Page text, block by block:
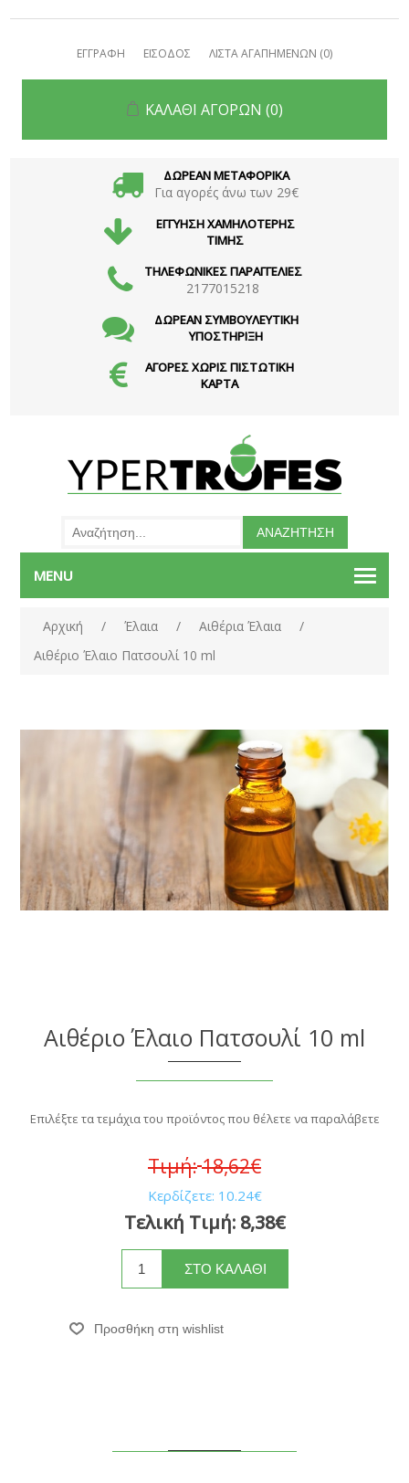
ΕΓΓΡΑΦΗ ΕΙΣΟΔΟΣ ΛΙΣΤΑ ΑΓΑΠΗΜΕΝΩΝ (0)
ΚΑΛΑΘΙ ΑΓΟΡΩΝ (0)
ΔΩΡΕΑΝ ΜΕΤΑΦΟΡΙΚΑ
Για αγορές άνω των 29€
ΕΓΓΥΗΣΗ ΧΑΜΗΛΟΤΕΡΗΣ
ΤΙΜΗΣ
ΤΗΛΕΦΩΝΙΚΕΣ ΠΑΡΑΓΓΕΛΙΕΣ
2177015218
ΔΩΡΕΑΝ ΣΥΜΒΟΥΛΕΥΤΙΚΗ
ΥΠΟΣΤΗΡΙΞΗ
ΑΓΟΡΕΣ ΧΩΡΙΣ ΠΙΣΤΩΤΙΚΗ
ΚΑΡΤΑ
MENU
Αρχική / Έλαια / Αιθέρια Έλαια
/
Αιθέριο Έλαιο Πατσουλί 10 ml
Αιθέριο Έλαιο Πατσουλί 10 ml
Επιλέξτε τα τεμάχια του προϊόντος που θέλετε να παραλάβετε
Τιμή:18,62€
Κερδίζετε: 10.24€
Τελική Τιμή: 8,38€